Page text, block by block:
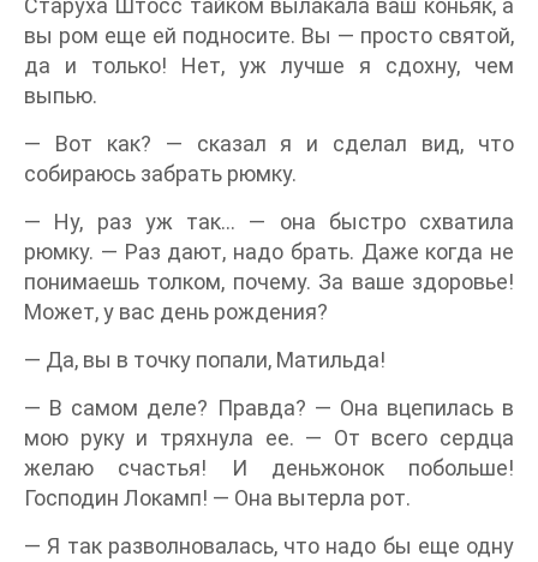
Старуха Штосс тайком вылакала ваш коньяк, а
вы ром еще ей подносите. Вы — просто святой,
да и только! Нет, уж лучше я сдохну, чем
выпью.
— Вот как? — сказал я и сделал вид, что
собираюсь забрать рюмку.
— Ну, раз уж так… — она быстро схватила
рюмку. — Раз дают, надо брать. Даже когда не
понимаешь толком, почему. За ваше здоровье!
Может, у вас день рождения?
— Да, вы в точку попали, Матильда!
— В самом деле? Правда? — Она вцепилась в
мою руку и тряхнула ее. — От всего сердца
желаю счастья! И деньжонок побольше!
Господин Локамп! — Она вытерла рот.
— Я так разволновалась, что надо бы еще одну